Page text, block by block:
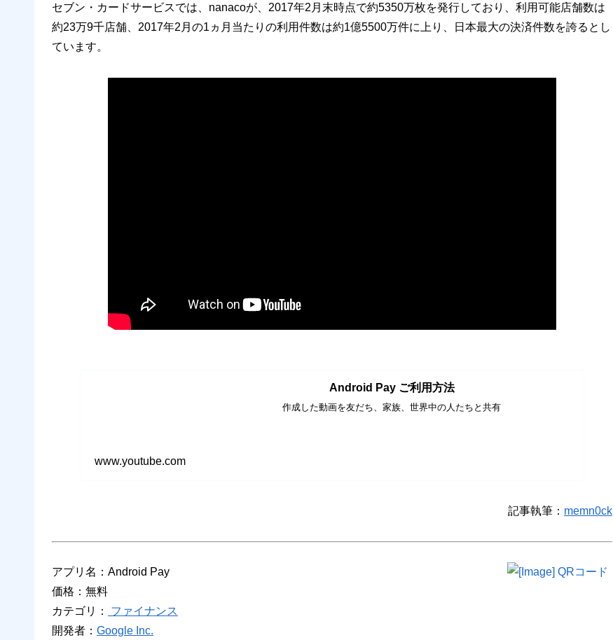
セブン・カードサービスでは、nanacoが、2017年2月末時点で約5350万枚を発行しており、利用可能店舗数は
約23万9千店舗、2017年2月の1ヵ月当たりの利用件数は約1億5500万件に上り、日本最大の決済件数を誇るとし
ています。
Android Pay ご利用方法
作成した動画を友だち、家族、世界中の人たちと共有
www.youtube.com
記事執筆： memn0ck
アプリ名：Android Pay
価格：無料
カテゴリ：
ファイナンス
開発者： Google Inc.